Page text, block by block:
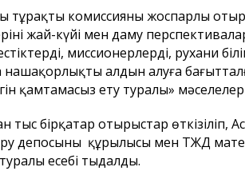
тұрақты комиссияның жоспарлы
жай-күйі мен даму
миссионерлердің, рухани
алдын алуға
қамтамасыз ету туралы»
тыс бірқатар отырыстар өткізіліп,
депосының құрылысы мен ТЖД
есебі тыңдалды.